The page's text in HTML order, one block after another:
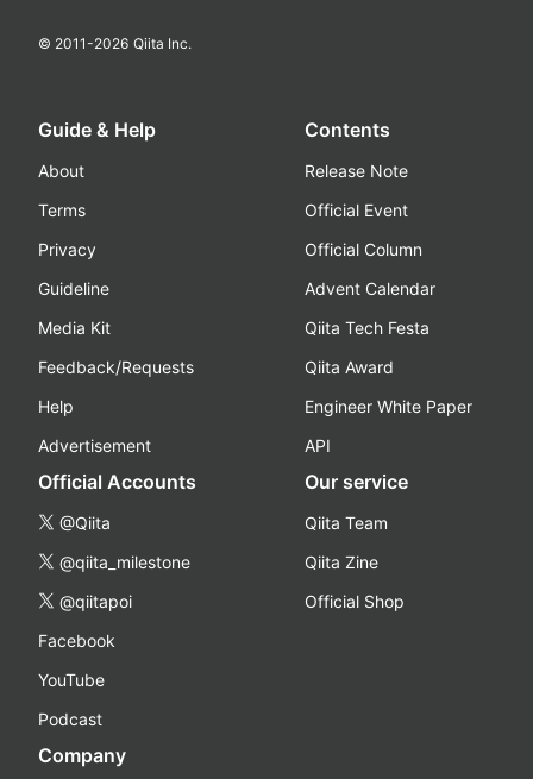
© 2011-2026 Qiita Inc.
Guide & Help
About
Terms
Privacy
Guideline
Media Kit
Feedback/Requests
Help
Advertisement
Contents
Release Note
Official Event
Official Column
Advent Calendar
Qiita Tech Festa
Qiita Award
Engineer White Paper
API
Official Accounts
@Qiita
@qiita_milestone
@qiitapoi
Facebook
YouTube
Podcast
Our service
Qiita Team
Qiita Zine
Official Shop
Company